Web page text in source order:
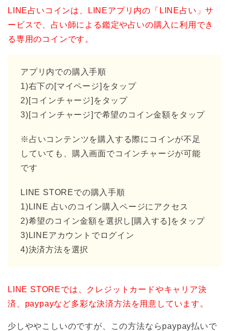
LINE占いコインは、LINEアプリ内の「LINE占い」サ
ービスで、占い師による鑑定や占いの購入に利用でき
る専用のコインです。
アプリ内での購入手順
1)右下の[マイページ]をタップ
2)[コインチャージ]をタップ
3)[コインチャージ]で希望のコイン金額をタップ
※占いコンテンツを購入する際にコインが不足
していても、購入画面でコインチャージが可能
です
LINE STOREでの購入手順
1)LINE 占いのコイン購入ページにアクセス
2)希望のコイン金額を選択し[購入する]をタップ
3)LINEアカウントでログイン
4)決済方法を選択
LINE STOREでは、クレジットカードやキャリア決
済、paypayなど多彩な決済方法を用意しています。
少しややこしいのですが、この方法ならpaypay払いで